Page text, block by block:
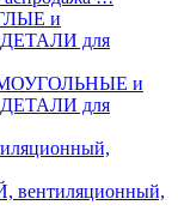
и
для
и
для